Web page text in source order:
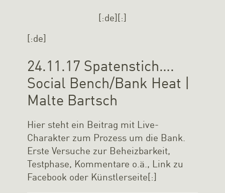
[:de][:]
[:de]
24.11.17 Spatenstich….
Social Bench/Bank Heat |
Malte Bartsch
Hier steht ein Beitrag mit Live-
Charakter zum Prozess um die Bank.
Erste Versuche zur Beheizbarkeit,
Testphase, Kommentare o.ä., Link zu
Facebook oder Künstlerseite[:]